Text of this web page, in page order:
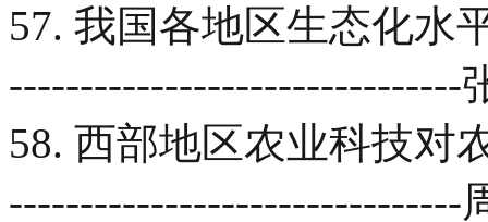
57. 我国各地区生态化水
--------------------------------
58. 西部地区农业科技对
--------------------------------